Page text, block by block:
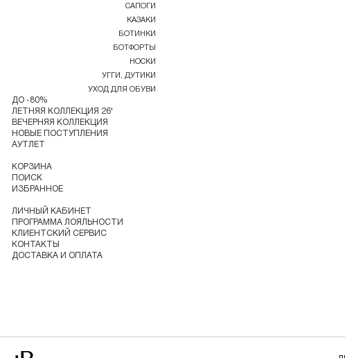
САПОГИ
КАЗАКИ
БОТИНКИ
БОТФОРТЫ
НОСКИ
УГГИ, ДУТИКИ
УХОД ДЛЯ ОБУВИ
ДО -80%
ЛЕТНЯЯ КОЛЛЕКЦИЯ 26'
ВЕЧЕРНЯЯ КОЛЛЕКЦИЯ
НОВЫЕ ПОСТУПЛЕНИЯ
АУТЛЕТ
КОРЗИНА
ПОИСК
ИЗБРАННОЕ
ЛИЧНЫЙ КАБИНЕТ
ПРОГРАММА ЛОЯЛЬНОСТИ
КЛИЕНТСКИЙ СЕРВИС
КОНТАКТЫ
ДОСТАВКА И ОПЛАТА
Перейти на главную